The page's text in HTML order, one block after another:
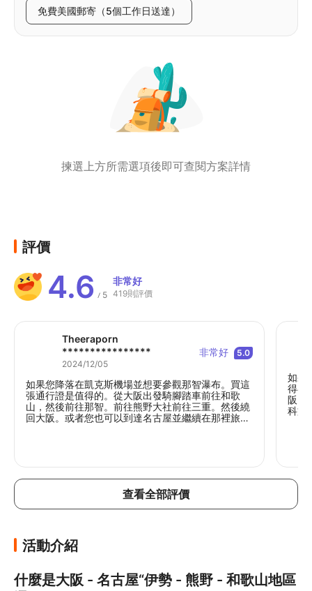
免費美國郵寄（5個工作日送達）
揀選上方所需選項後即可查閱方案詳情
評價
4.6 / 5
非常好
419則評價
Theeraporn
****************
2024/12/05
非常好 5.0
如果您降落在凱克斯機場並想要參觀那智瀑布。買這
張通行證是值得的。從大阪出發騎腳踏車前往和歌
山，然後前往那智。前往熊野大社前往三重。然後繞
回大阪。或者您也可以到達名古屋並繼續在那裡旅
如果
得存
阪、
科文
查看全部評價
活動介紹
什麼是大阪 - 名古屋“伊勢 - 熊野 - 和歌山地區